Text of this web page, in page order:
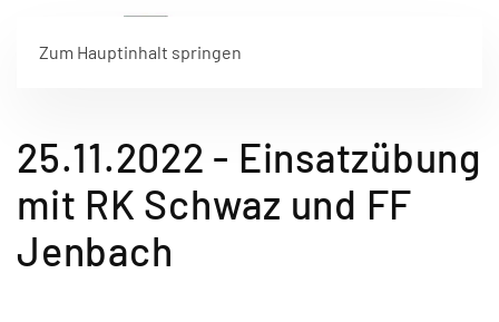
Zum Hauptinhalt springen
25.11.2022 - Einsatzübung
mit RK Schwaz und FF
Jenbach